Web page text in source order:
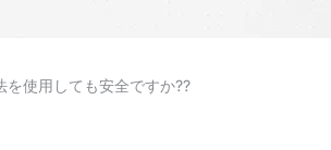
を使用しても安全ですか??